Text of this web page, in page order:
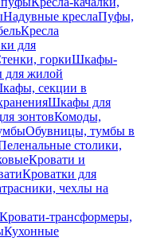
Надувные креслаПуфы,
Кресла
для
горкиШкафы-
жилой
секции в
Шкафы для
зонтовКомоды,
Обувницы, тумбы в
столики,
Кровати и
Кроватки для
чехлы на
Кровати-трансформеры,
Кухонные